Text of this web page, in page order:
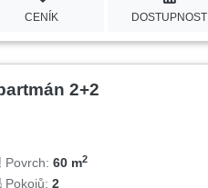
CENÍK DOSTUPNOST
2+2
Povrch:60 m2
Pokojů:2